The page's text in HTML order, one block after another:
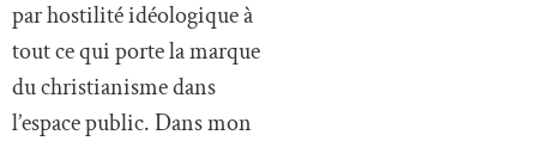
par hostilité idéologique à
tout ce qui porte la marque
du christianisme dans
l’espace public. Dans mon